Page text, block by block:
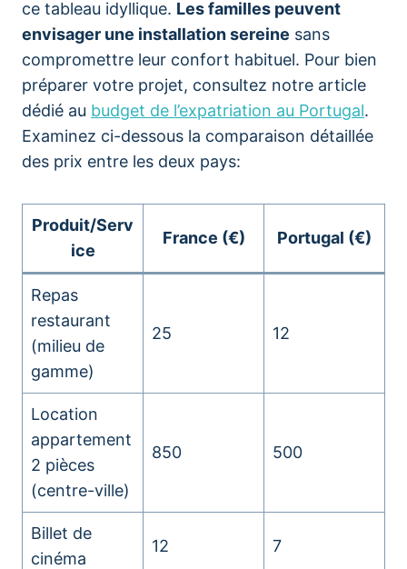
ce tableau idyllique. Les familles peuvent
envisager une installation sereine sans
compromettre leur confort habituel. Pour bien
préparer votre projet, consultez notre article
dédié au budget de l’expatriation au Portugal.
Examinez ci-dessous la comparaison détaillée
des prix entre les deux pays:
Produit/Serv
ice
France (€) Portugal (€)
Repas
restaurant
(milieu de
gamme)
25 12
Location
appartement
2 pièces
(centre-ville)
850 500
Billet de
cinéma
12 7